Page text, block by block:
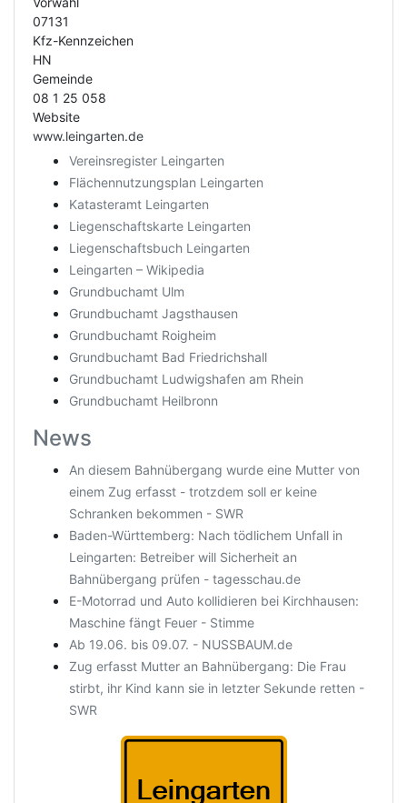
07131
Kfz-Kennzeichen
HN
Gemeinde
08 1 25 058
Website
www.leingarten.de
Vereinsregister Leingarten
Flächennutzungsplan Leingarten
Katasteramt Leingarten
Liegenschaftskarte Leingarten
Liegenschaftsbuch Leingarten
Leingarten – Wikipedia
Grundbuchamt Ulm
Grundbuchamt Jagsthausen
Grundbuchamt Roigheim
Grundbuchamt Bad Friedrichshall
Grundbuchamt Ludwigshafen am Rhein
Grundbuchamt Heilbronn
News
An diesem Bahnübergang wurde eine Mutter von
einem Zug erfasst - trotzdem soll er keine
Schranken bekommen - SWR
Baden-Württemberg: Nach tödlichem Unfall in
Leingarten: Betreiber will Sicherheit an
Bahnübergang prüfen - tagesschau.de
E-Motorrad und Auto kollidieren bei Kirchhausen:
Maschine fängt Feuer - Stimme
Ab 19.06. bis 09.07. - NUSSBAUM.de
Zug erfasst Mutter an Bahnübergang: Die Frau
stirbt, ihr Kind kann sie in letzter Sekunde retten -
SWR